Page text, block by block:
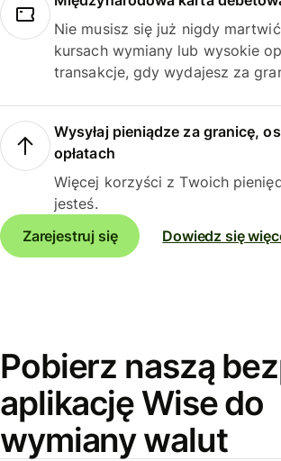
Nie musisz się już nigdy
kursach wymiany lub wysokie
transakcje, gdy wydajesz za
Wysyłaj pieniądze za granicę,
opłatach
Więcej korzyści z Twoich
jesteś.
Zarejestruj się
Dowiedz się
Pobierz naszą
aplikację Wise do
wymiany walut